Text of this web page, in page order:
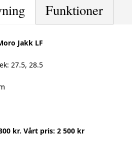
Funktioner
Jakk LF
27.5, 28.5
kr. Vårt pris: 2 500 kr